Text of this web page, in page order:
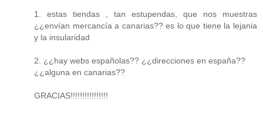
1. estas tiendas , tan estupendas, que nos muestras
¿¿envían mercancía a canarias?? es lo que tiene la lejania
y la insularidad
2. ¿¿hay webs españolas?? ¿¿direcciones en españa??
¿¿alguna en canarias??
GRACIAS!!!!!!!!!!!!!!!!